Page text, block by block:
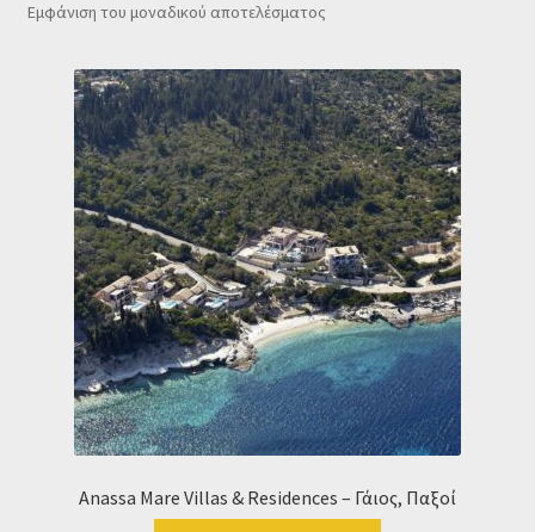
Καλάθι
Κατάστημα
Ο λογαριασμός μου
Ταμείο
HOME
Εμφάνιση του μοναδικού αποτελέσματος
Anassa Mare Villas & Residences – Γάιος, Παξοί